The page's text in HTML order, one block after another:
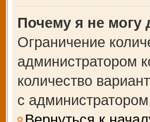
Почему я не могу
Ограничение
администратором
количество
с